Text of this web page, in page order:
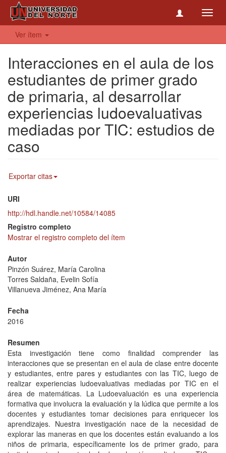
Ver ítem
Interacciones en el aula de los
estudiantes de primer grado
de primaria, al desarrollar
experiencias ludoevaluativas
mediadas por TIC: estudios de
caso
Exportar citas
URI
http://hdl.handle.net/10584/14085
Registro completo
Mostrar el registro completo del ítem
Autor
Pinzón Suárez, María Carolina
Torres Saldaña, Evelin Sofía
Villanueva Jiménez, Ana María
Fecha
2016
Resumen
Esta investigación tiene como finalidad comprender las
interacciones que se presentan en el aula de clase entre docente
y estudiantes, entre pares y estudiantes con las TIC, luego de
realizar experiencias ludoevaluativas mediadas por TIC en el
área de matemáticas. La Ludoevaluación es una experiencia
formativa que involucra la evaluación y la lúdica que permite a los
docentes y estudiantes tomar decisiones para enriquecer los
aprendizajes. Nuestra investigación nace de la necesidad de
explorar las maneras en que los docentes están evaluando a los
niños de primaria, específicamente los de primer grado, para